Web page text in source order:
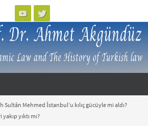
Sultân Mehmed İstanbul’u kılıç gücüyle mi aldı?
yıktı mı?